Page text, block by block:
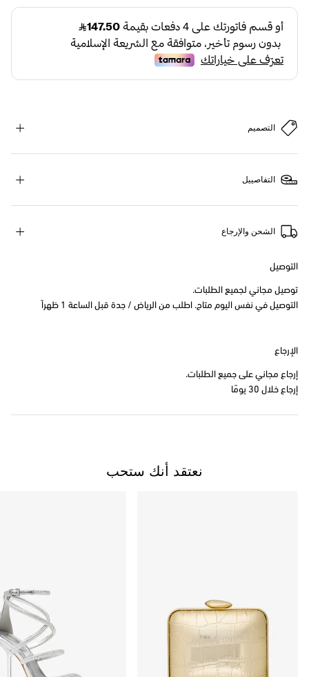
التصميم
التفاصييل
الشحن والإرجاع
التوصيل
توصيل مجاني لجميع الطلبات.
التوصيل في نفس اليوم متاح. اطلب من الرياض / جدة قبل الساعة 1 ظهراً
الإرجاع
إرجاع مجاني على جميع الطلبات.
إرجاع خلال 30 يومًا
نعتقد أنك ستحب